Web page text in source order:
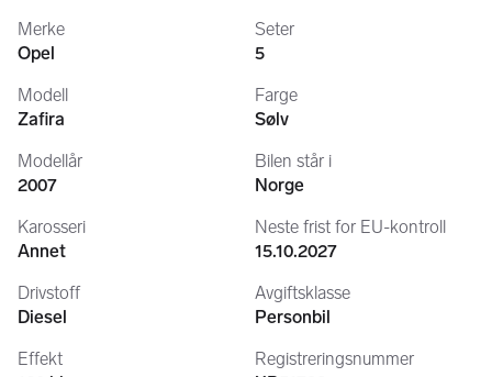
Merke
Opel
Modell
Zafira
Modellår
2007
Karosseri
Annet
Drivstoff
Diesel
Effekt
Seter
5
Farge
Sølv
Bilen står i
Norge
Neste frist for EU-kontroll
15.10.2027
Avgiftsklasse
Personbil
Registreringsnummer